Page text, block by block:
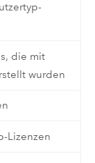
die mit
wurden
Lizenzen